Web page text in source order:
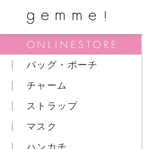
バッグ・ポーチ
チャーム
ストラップ
マスク